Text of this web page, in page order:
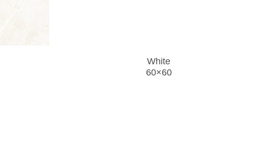
White
60×60